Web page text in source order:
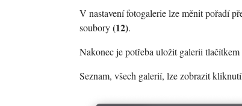
V nastavení fotogalerie lze měnit pořadí
soubory(12).
Nakonec je potřeba uložit galerii
Seznam, všech galerií, lze zobrazit